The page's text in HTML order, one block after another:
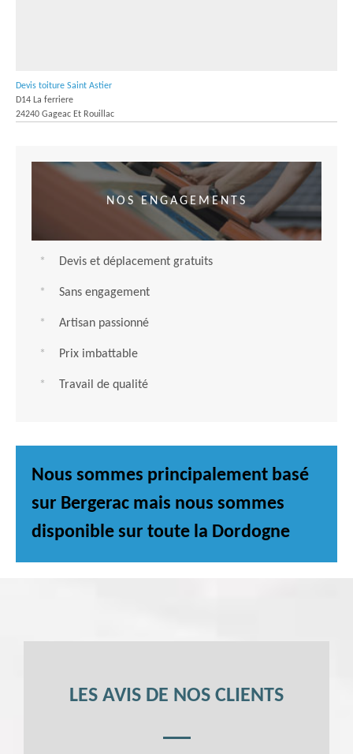
Devis toiture Saint Astier
D14 La ferriere
24240 Gageac Et Rouillac
NOS ENGAGEMENTS
Devis et déplacement gratuits
Sans engagement
Artisan passionné
Prix imbattable
Travail de qualité
Nous sommes principalement basé
sur Bergerac mais nous sommes
disponible sur toute la Dordogne
LES AVIS DE NOS CLIENTS